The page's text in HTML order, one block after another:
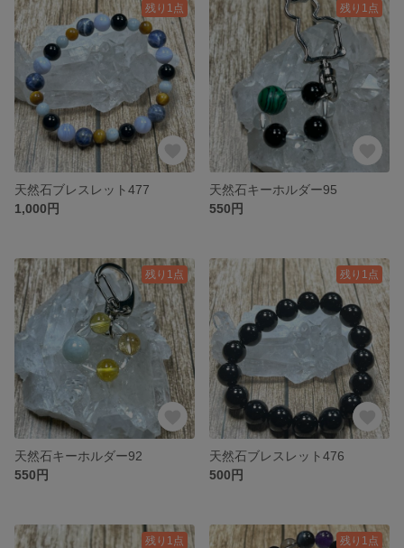
残り1点
天然石ブレスレット477
1,000円
残り1点
天然石キーホルダー95
550円
残り1点
天然石キーホルダー92
550円
残り1点
天然石ブレスレット476
500円
残り1点 残り1点